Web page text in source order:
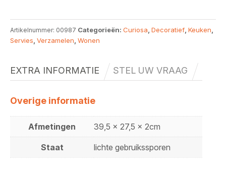
Artikelnummer: 00987 Categorieën: Curiosa Decoratief Keuken
Servies Verzamelen Wonen
EXTRA INFORMATIE STEL UW VRAAG
Overige informatie
Afmetingen 39,5 x 27,5 x 2cm
Staat lichte gebruikssporen